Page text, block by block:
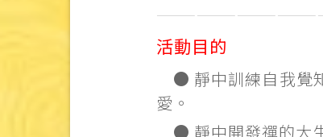
活動目的
● 靜中訓練自我覺
愛。
● 靜中開發禪的大